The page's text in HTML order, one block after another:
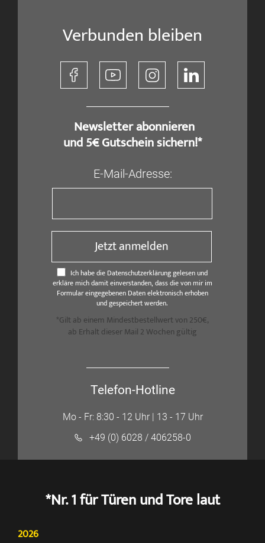
Verbunden bleiben
​ Newsletter abonnieren
und 5€ Gutschein sichern!*
E-Mail-Adresse:
Jetzt anmelden
Ich habe die Datenschutzerklärung gelesen und
erkläre mich damit einverstanden, dass die von mir im
Formular eingegebenen Daten elektronisch erhoben
und gespeichert werden.
*Gilt ab einem Mindestbestellwert von 250€,
ab Erhalt dieser Mail 2 Wochen gültig
Telefon-Hotline
Mo - Fr: 8:30 - 12 Uhr | 13 - 17 Uhr
+49 (0) 6028 / 406258-0
*Nr. 1 für Türen und Tore laut
2026